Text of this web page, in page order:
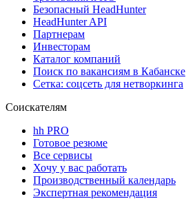
Безопасный HeadHunter
HeadHunter API
Партнерам
Инвесторам
Каталог компаний
Поиск по вакансиям в Кабанске
Сетка: соцсеть для нетворкинга
Соискателям
hh PRO
Готовое резюме
Все сервисы
Хочу у вас работать
Производственный календарь
Экспертная рекомендация